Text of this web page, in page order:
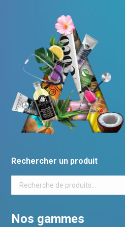
Rechercher un produit
Nos gammes